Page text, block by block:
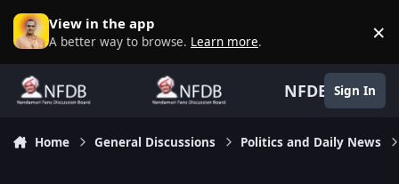
Skip to content
View in the app
A better way to browse. Learn more. ×
NFDB Sign In
Home General Discussions Politics and Daily News